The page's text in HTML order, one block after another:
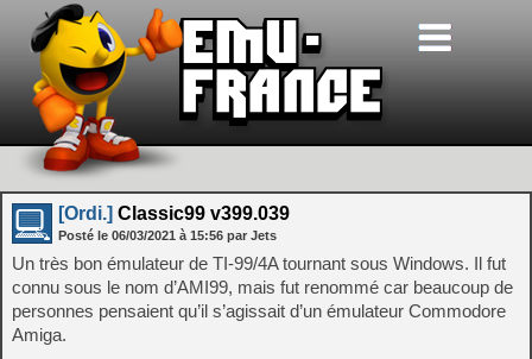
[Ordi.] Classic99 v399.039
Posté le 06/03/2021 à 15:56 par Jets
Un très bon émulateur de TI-99/4A tournant sous Windows. Il fut
connu sous le nom d’AMI99, mais fut renommé car beaucoup de
personnes pensaient qu’il s’agissait d’un émulateur Commodore
Amiga.